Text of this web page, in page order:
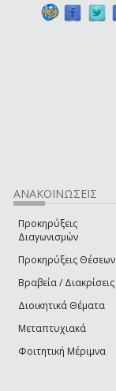
ΑΝΑΚΟΙΝΩΣΕΙΣ
Προκηρύξεις
Διαγωνισμών
Προκηρύξεις Θέσεων
Βραβεία / Διακρίσεις
Διοικητικά Θέματα
Μεταπτυχιακά
Φοιτητική Μέριμνα